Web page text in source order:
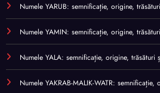
Numele YARUB: semnificație, origine,
Numele YAMIN: semnificație, origine,
Numele YALA: semnificație, origine, trăsături
Numele YAKRAB-MALIK-WATR: